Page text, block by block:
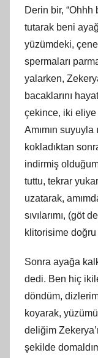
Derin bir, “Ohhh
tutarak beni
yüzümdeki,
spermaları
yalarken,
bacaklarını
çekince, iki eliye
Amımın
kokladıktan
indirmiş
tuttu, tekrar
uzatarak,
sıvılarımı, (göt
klitorisime
Sonra ayağa
dedi. Ben hiç
döndüm,
koyarak,
deliğim
şekilde